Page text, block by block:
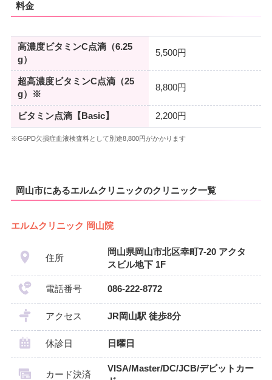
料金
高濃度ビタミンC点滴（6.25
g）
5,500円
超高濃度ビタミンC点滴（25
g）※
8,800円
ビタミン点滴【Basic】 2,200円
※G6PD欠損症血液検査料として別途8,800円がかかります
岡山市にあるエルムクリニックのクリニック一覧
エルムクリニック 岡山院
住所
岡山県岡山市北区幸町7-20 アクタ
スビル地下 1F
電話番号 086-222-8772
アクセス JR岡山駅 徒歩8分
休診日 日曜日
カード決済
VISA/Master/DC/JCB/デビットカー